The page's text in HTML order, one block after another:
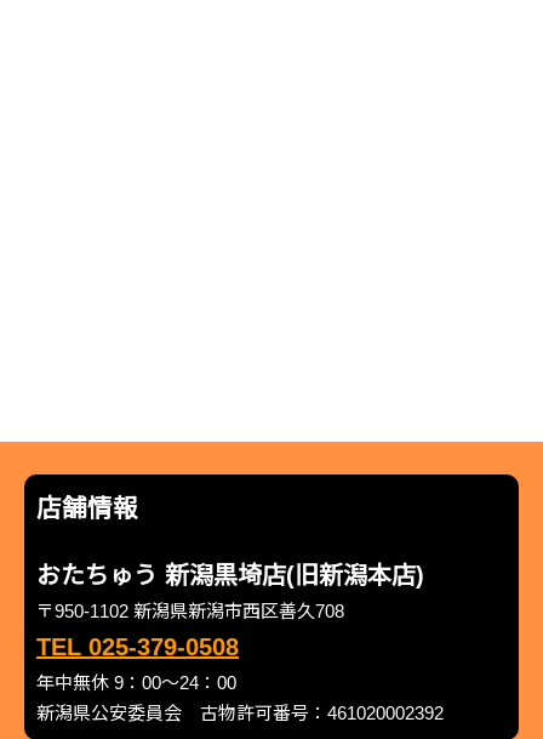
店舗情報
おたちゅう 新潟黒埼店(旧新潟本店)
〒950-1102 新潟県新潟市西区善久708
TEL 025-379-0508
年中無休 9：00～24：00
新潟県公安委員会 古物許可番号：461020002392